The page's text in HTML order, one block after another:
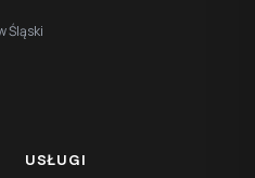
Śląski
USŁUGI